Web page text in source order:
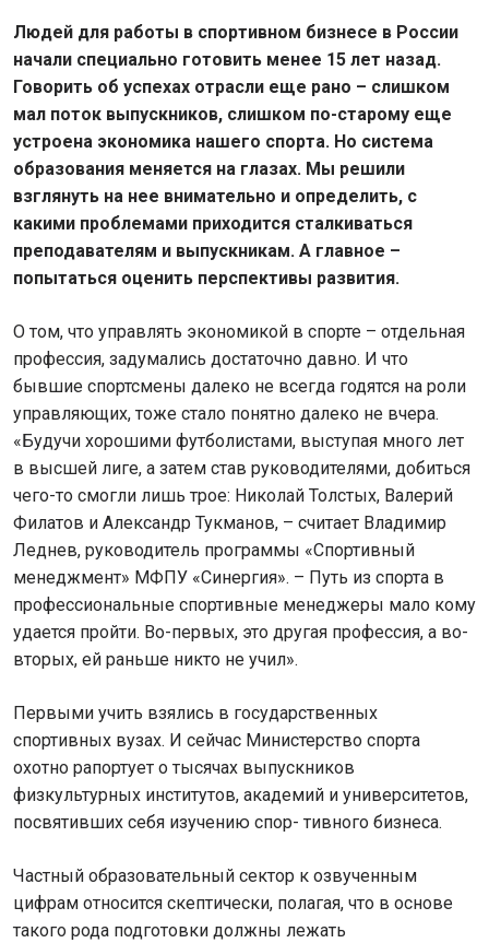
Людей для работы в спортивном бизнесе в России
начали специально готовить менее 15 лет назад.
Говорить об успехах отрасли еще рано – слишком
мал поток выпускников, слишком по-старому еще
устроена экономика нашего спорта. Но система
образования меняется на глазах. Мы решили
взглянуть на нее внимательно и определить, с
какими проблемами приходится сталкиваться
преподавателям и выпускникам. А главное –
попытаться оценить перспективы развития.
О том, что управлять экономикой в спорте – отдельная
профессия, задумались достаточно давно. И что
бывшие спортсмены далеко не всегда годятся на роли
управляющих, тоже стало понятно далеко не вчера.
«Будучи хорошими футболистами, выступая много лет
в высшей лиге, а затем став руководителями, добиться
чего-то смогли лишь трое: Николай Толстых, Валерий
Филатов и Александр Тукманов, – считает Владимир
Леднев, руководитель программы «Спортивный
менеджмент» МФПУ «Синергия». – Путь из спорта в
профессиональные спортивные менеджеры мало кому
удается пройти. Во-первых, это другая профессия, а во-
вторых, ей раньше никто не учил».
Первыми учить взялись в государственных
спортивных вузах. И сейчас Министерство спорта
охотно рапортует о тысячах выпускников
физкультурных институтов, академий и университетов,
посвятивших себя изучению спор- тивного бизнеса.
Частный образовательный сектор к озвученным
цифрам относится скептически, полагая, что в основе
такого рода подготовки должны лежать